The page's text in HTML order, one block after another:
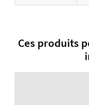
Ces produits